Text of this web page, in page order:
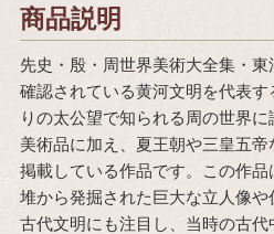
商品説明
先史・殷・周世界美術大全集・
確認されている黄河文明を代表
りの太公望で知られる周の世界
美術品に加え、夏王朝や三皇五
掲載している作品です。この作
堆から発掘された巨大な立人像
古代文明にも注目し、当時の古